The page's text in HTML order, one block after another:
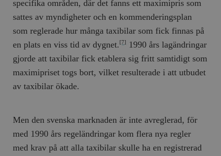
specifika områden, där det fanns ett maximipris som
sattes av myndigheter och en kommenderingsplan
som reglerade hur många taxibilar som fick finnas på
en plats en viss tid av dygnet. [7] 1990 års lagändringar
gjorde att taxibilar fick etablera sig fritt samtidigt som
maximipriset togs bort, vilket resulterade i att utbudet
av taxibilar ökade.
Men den svenska marknaden är inte avreglerad, för
med 1990 års regeländringar kom flera nya regler
med krav på att alla taxibilar skulle ha en registrerad